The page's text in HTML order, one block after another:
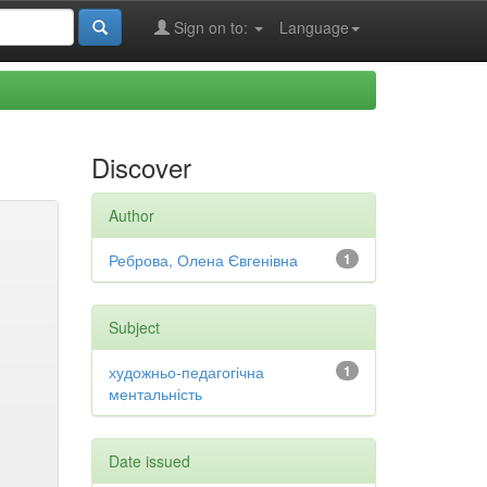
Language
Sign on to:
Discover
Author
1
Реброва, Олена Євгенівна
Subject
1
художньо-педагогічна
ментальність
Date issued